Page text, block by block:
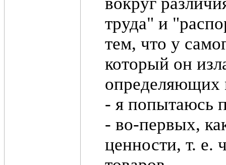
труда" и
тем, что у
который он
определяющих
- я попытаюсь
- во-первых,
ценности, т. е.